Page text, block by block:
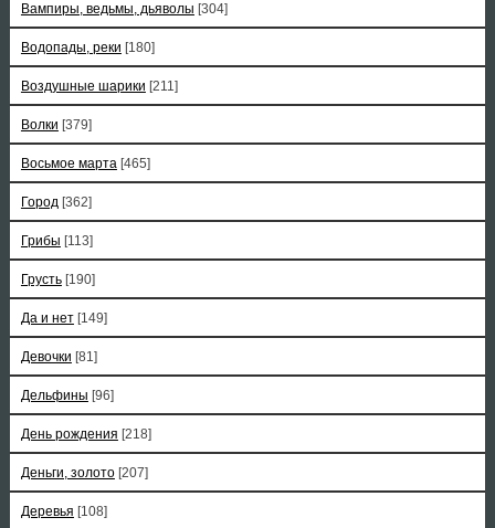
Вампиры, ведьмы, дьяволы [304]
Водопады, реки [180]
Воздушные шарики [211]
Волки [379]
Восьмое марта [465]
Город [362]
Грибы [113]
Грусть [190]
Да и нет [149]
Девочки [81]
Дельфины [96]
День рождения [218]
Деньги, золото [207]
Деревья [108]